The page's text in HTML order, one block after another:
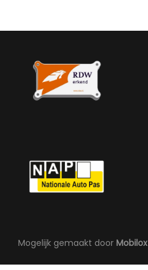
Elektrische ramen voor
Stuurbekrachtiging
Mogelijk gemaakt door Mobilox